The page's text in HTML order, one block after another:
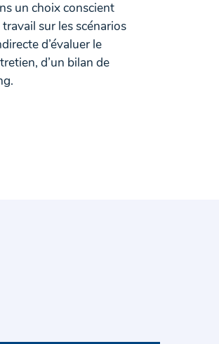
un choix conscient
sur les scénarios
d’évaluer le
d’un bilan de